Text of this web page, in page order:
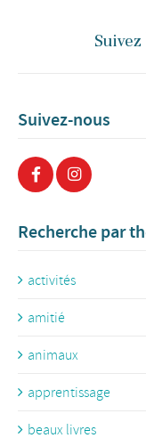
Suivez-nous
Recherche par
activités
amitié
animaux
apprentissage
beaux livres